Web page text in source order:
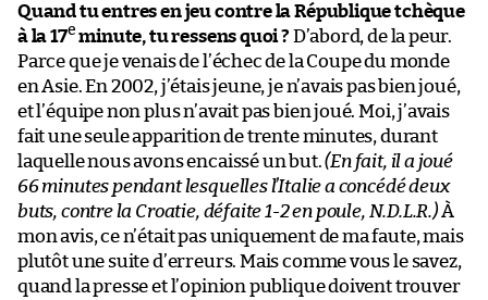
Quand tu entres en jeu contre la République tchèque
à la 17e minute, tu ressens quoi ? D’abord, de la peur.
Parce que je venais de l’échec de la Coupe du monde
en Asie. En 2002, j’étais jeune, je n’avais pas bien joué,
et l’équipe non plus n’avait pas bien joué. Moi, j’avais
fait une seule apparition de trente minutes, durant
laquelle nous avons encaissé un but.(En fait, il a joué
66 minutes pendant lesquelles l’Italie a concédé deux
buts, contre la Croatie, défaite 1-2 en poule, N.D.L.R.)À
mon avis, ce n’était pas uniquement de ma faute, mais
plutôt une suite d’erreurs. Mais comme vous le savez,
quand la presse et l’opinion publique doivent trouver